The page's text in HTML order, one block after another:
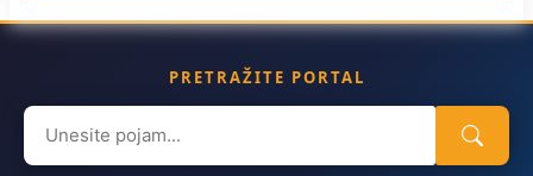
PRETRAŽITE PORTAL
Search
for: